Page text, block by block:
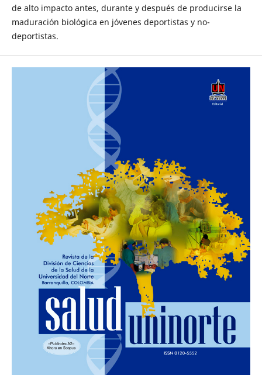
de alto impacto antes, durante y después de producirse la
maduración biológica en jóvenes deportistas y no-
deportistas.